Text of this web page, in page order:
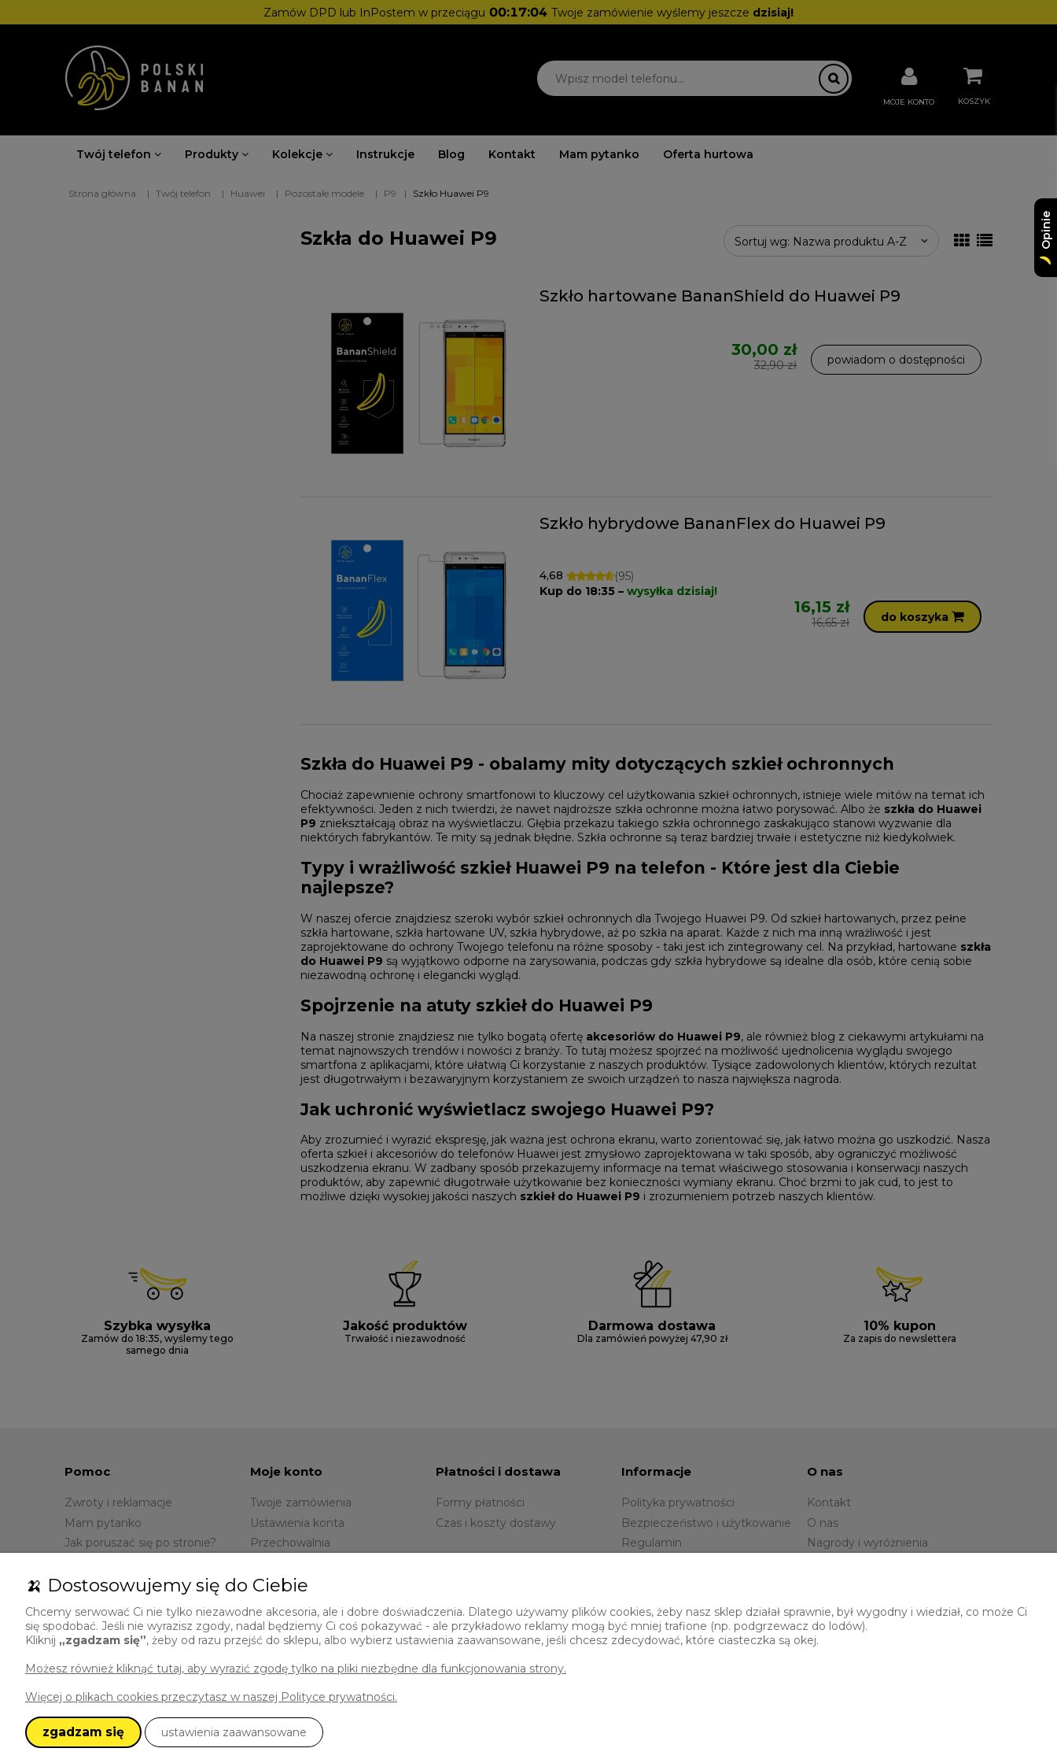
Zamów DPD lub InPostem w przeciągu 00:17:04 Twoje zamówienie wyślemy jeszcze dzisiaj!
KOSZYK
MOJE KONTO
Twój telefon Produkty Kolekcje Instrukcje Blog Kontakt Mam pytanko Oferta hurtowa
Strona główna Twój telefon Huawei Pozostałe modele P9 Szkło Huawei P9
Szkła do Huawei P9 Sortuj wg: Nazwa produktu A-Z
Szkło hartowane BananShield do Huawei P9
30,00 zł
32,90 zł powiadom o dostępności
Szkło hybrydowe BananFlex do Huawei P9
4,68
(95)
Kup do 18:35 –wysyłka dzisiaj!
16,15 zł
16,65 zł do koszyka
Szkła do Huawei P9 - obalamy mity dotyczących szkieł ochronnych
Chociaż zapewnienie ochrony smartfonowi to kluczowy cel użytkowania szkieł ochronnych, istnieje wiele mitów na temat ich
efektywności. Jeden z nich twierdzi, że nawet najdroższe szkła ochronne można łatwo porysować. Albo że szkła do Huawei
P9 zniekształcają obraz na wyświetlaczu. Głębia przekazu takiego szkła ochronnego zaskakująco stanowi wyzwanie dla
niektórych fabrykantów. Te mity są jednak błędne. Szkła ochronne są teraz bardziej trwałe i estetyczne niż kiedykolwiek.
Typy i wrażliwość szkieł Huawei P9 na telefon - Które jest dla Ciebie
najlepsze?
W naszej ofercie znajdziesz szeroki wybór szkieł ochronnych dla Twojego Huawei P9. Od szkieł hartowanych, przez pełne
szkła hartowane, szkła hartowane UV, szkła hybrydowe, aż po szkła na aparat. Każde z nich ma inną wrażliwość i jest
zaprojektowane do ochrony Twojego telefonu na różne sposoby - taki jest ich zintegrowany cel. Na przykład, hartowane szkła
do Huawei P9 są wyjątkowo odporne na zarysowania, podczas gdy szkła hybrydowe są idealne dla osób, które cenią sobie
niezawodną ochronę i elegancki wygląd.
Spojrzenie na atuty szkieł do Huawei P9
Na naszej stronie znajdziesz nie tylko bogatą ofertę akcesoriów do Huawei P9, ale również blog z ciekawymi artykułami na
temat najnowszych trendów i nowości z branży. To tutaj możesz spojrzeć na możliwość ujednolicenia wyglądu swojego
smartfona z aplikacjami, które ułatwią Ci korzystanie z naszych produktów. Tysiące zadowolonych klientów, których rezultat
jest długotrwałym i bezawaryjnym korzystaniem ze swoich urządzeń to nasza największa nagroda.
Jak uchronić wyświetlacz swojego Huawei P9?
Aby zrozumieć i wyrazić ekspresję, jak ważna jest ochrona ekranu, warto zorientować się, jak łatwo można go uszkodzić. Nasza
oferta szkieł i akcesoriów do telefonów Huawei jest zmysłowo zaprojektowana w taki sposób, aby ograniczyć możliwość
uszkodzenia ekranu. W zadbany sposób przekazujemy informacje na temat właściwego stosowania i konserwacji naszych
produktów, aby zapewnić długotrwałe użytkowanie bez konieczności wymiany ekranu. Choć brzmi to jak cud, to jest to
możliwe dzięki wysokiej jakości naszych szkieł do Huawei P9 i zrozumieniem potrzeb naszych klientów.
Szybka wysyłka
Zamów do 18:35, wyślemy tego
samego dnia
Jakość produktów
Trwałość i niezawodność
Darmowa dostawa
Dla zamówień powyżej 47,90 zł
10% kupon
Za zapis do newslettera
Pomoc
Zwroty i reklamacje
Mam pytanko
Jak poruszać się po stronie?
Moje konto
Twoje zamówienia
Ustawienia konta
Przechowalnia
Płatności i dostawa
Formy płatności
Czas i koszty dostawy
Informacje
Polityka prywatności
Bezpieczeństwo i użytkowanie
Regulamin
O nas
Kontakt
O nas
Nagrody i wyróżnienia
Masz pytania?Zapraszamy do kontaktu:
sklep@polskibanan.pl
🍌 Dostosowujemy się do Ciebie
Chcemy serwować Ci nie tylko niezawodne akcesoria, ale i dobre doświadczenia. Dlatego używamy plików cookies, żeby nasz sklep działał sprawnie, był wygodny i wiedział, co może Ci
się spodobać. Jeśli nie wyrazisz zgody, nadal będziemy Ci coś pokazywać - ale przykładowo reklamy mogą być mniej trafione (np. podgrzewacz do lodów).
Kliknij „zgadzam się”, żeby od razu przejść do sklepu, albo wybierz ustawienia zaawansowane, jeśli chcesz zdecydować, które ciasteczka są okej.
Możesz również kliknąć tutaj, aby wyrazić zgodę tylko na pliki niezbędne dla funkcjonowania strony.
Więcej o plikach cookies przeczytasz w naszej Polityce prywatności.
zgadzam się ustawienia zaawansowane
Opinie